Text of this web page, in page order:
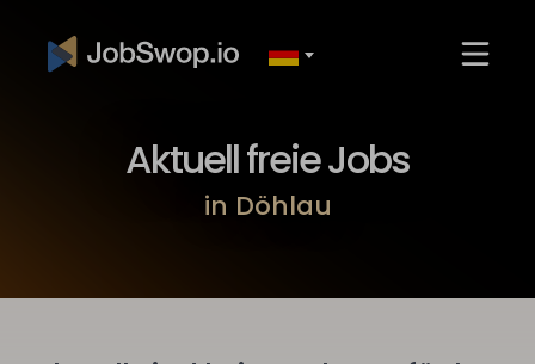
Aktuell freie Jobs
in Döhlau